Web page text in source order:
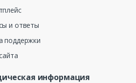
и ответы
поддержки
информация